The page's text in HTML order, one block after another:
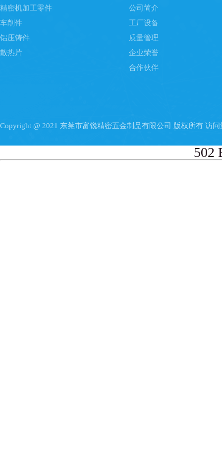
精密机加工零件
车削件
铝压铸件
散热片
公司简介
工厂设备
质量管理
企业荣誉
合作伙伴
Copyright @ 2021 东莞市富锐精密五金制品有限公司 版权所有 访问
502